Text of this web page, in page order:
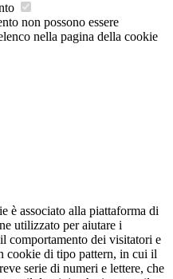
non possono essere
nella pagina della cookie
è associato alla piattaforma di
utilizzato per aiutare i
comportamento dei visitatori e
cookie di tipo pattern, in cui il
serie di numeri e lettere, che